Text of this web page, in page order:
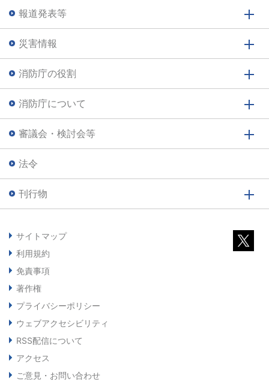
報道発表等
災害情報
消防庁の役割
消防庁について
審議会・検討会等
法令
刊行物
サイトマップ
利用規約
免責事項
著作権
プライバシーポリシー
ウェブアクセシビリティ
RSS配信について
アクセス
ご意見・お問い合わせ